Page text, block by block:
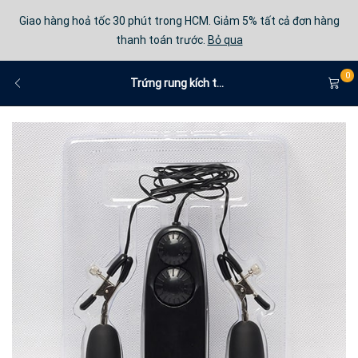
Giao hàng hoả tốc 30 phút trong HCM. Giảm 5% tất cả đơn hàng
thanh toán trước. Bỏ qua
Trứng rung kích t...
0